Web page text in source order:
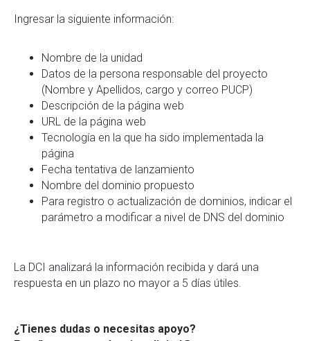
Ingresar la siguiente información:
Nombre de la unidad
Datos de la persona responsable del proyecto
(Nombre y Apellidos, cargo y correo PUCP)
Descripción de la página web
URL de la página web
Tecnología en la que ha sido implementada la
página
Fecha tentativa de lanzamiento
Nombre del dominio propuesto
Para registro o actualización de dominios, indicar el
parámetro a modificar a nivel de DNS del dominio
La DCI analizará la información recibida y dará una
respuesta en un plazo no mayor a 5 días útiles.
¿Tienes dudas o necesitas apoyo?